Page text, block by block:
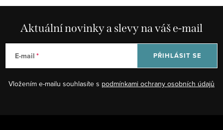
Aktuální novinky a slevy na váš e-mail
E-mail
Vložením e-mailu souhlasíte s podmínkami ochrany osobních údajů
PŘIHLÁSIT SE